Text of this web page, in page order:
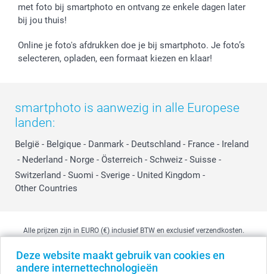
Deze website maakt gebruik van cookies en
andere internettechnologieën
met foto bij smartphoto en ontvang ze enkele dagen later
bij jou thuis!
Online je foto's afdrukken doe je bij smartphoto. Je foto’s
selecteren, opladen, een formaat kiezen en klaar!
smartphoto is aanwezig in alle Europese
landen:
België - Belgique - Danmark - Deutschland - France - Ireland
- Nederland - Norge - Österreich - Schweiz - Suisse -
Switzerland - Suomi - Sverige - United Kingdom -
Other Countries
Alle prijzen zijn in EURO (€) inclusief BTW en exclusief verzendkosten.